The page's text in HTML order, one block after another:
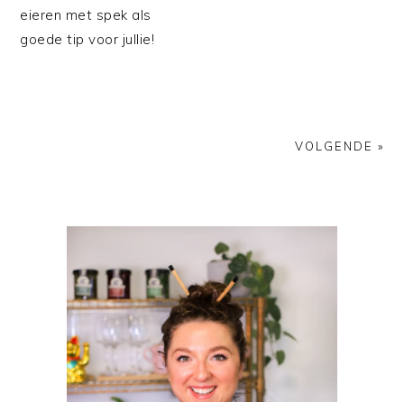
eieren met spek als
goede tip voor jullie!
VOLGENDE »